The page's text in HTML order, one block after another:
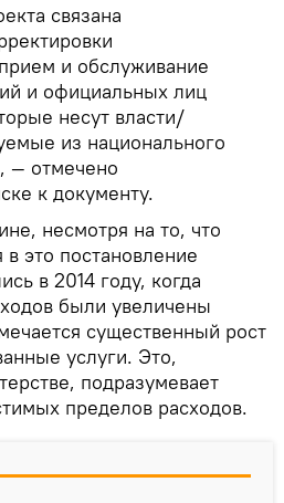
связана
и обслуживание
и официальных лиц
несут власти/
из национального
— отмечено
к документу.
несмотря на то, что
это постановление
в 2014 году, когда
были увеличены
существенный рост
услуги. Это,
подразумевает
пределов расходов.